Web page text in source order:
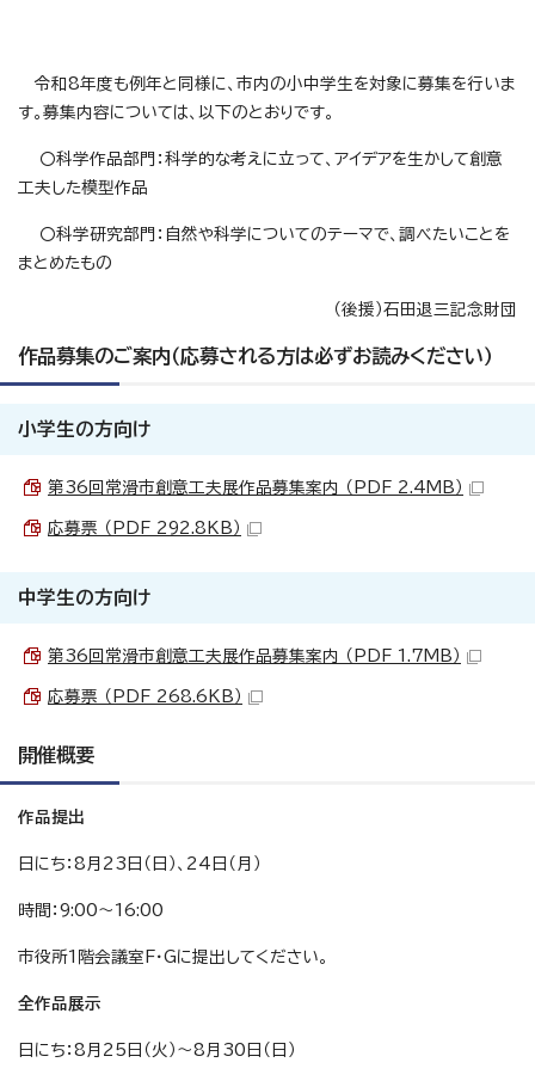
令和8年度も例年と同様に、市内の小中学生を対象に募集を行いま
す。募集内容については、以下のとおりです。
〇科学作品部門：科学的な考えに立って、アイデアを生かして創意
工夫した模型作品
〇科学研究部門：自然や科学についてのテーマで、調べたいことを
まとめたもの
（後援）石田退三記念財団
作品募集のご案内（応募される方は必ずお読みください）
小学生の方向け
第36回常滑市創意工夫展作品募集案内 （PDF 2.4MB）
応募票 （PDF 292.8KB）
中学生の方向け
第36回常滑市創意工夫展作品募集案内 （PDF 1.7MB）
応募票 （PDF 268.6KB）
開催概要
作品提出
日にち：8月23日（日）、24日（月）
時間：9:00～16:00
市役所1階会議室F・Gに提出してください。
全作品展示
日にち：8月25日（火）～8月30日（日）